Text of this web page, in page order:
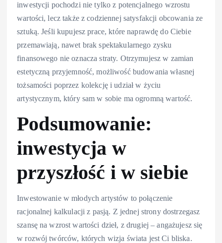
inwestycji pochodzi nie tylko z potencjalnego wzrostu
wartości, lecz także z codziennej satysfakcji obcowania ze
sztuką. Jeśli kupujesz prace, które naprawdę do Ciebie
przemawiają, nawet brak spektakularnego zysku
finansowego nie oznacza straty. Otrzymujesz w zamian
estetyczną przyjemność, możliwość budowania własnej
tożsamości poprzez kolekcję i udział w życiu
artystycznym, który sam w sobie ma ogromną wartość.
Podsumowanie:
inwestycja w
przyszłość i w siebie
Inwestowanie w młodych artystów to połączenie
racjonalnej kalkulacji z pasją. Z jednej strony dostrzegasz
szansę na wzrost wartości dzieł, z drugiej – angażujesz się
w rozwój twórców, których wizja świata jest Ci bliska.